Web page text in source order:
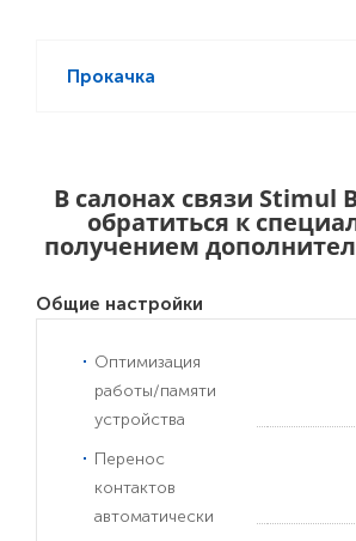
Прокачка
В салонах связи Stimul
обратиться к
получением
Общие настройки
Оптимизация
работы/памяти
устройства
Перенос
контактов
автоматически